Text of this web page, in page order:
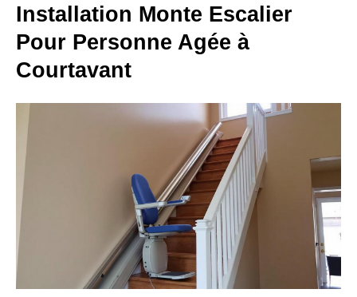
Installation Monte Escalier
Pour Personne Agée à
Courtavant